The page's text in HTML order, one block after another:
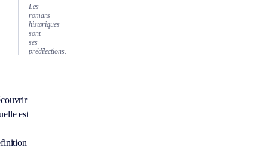
Les
romans
historiques
sont
ses
prédilections.
est